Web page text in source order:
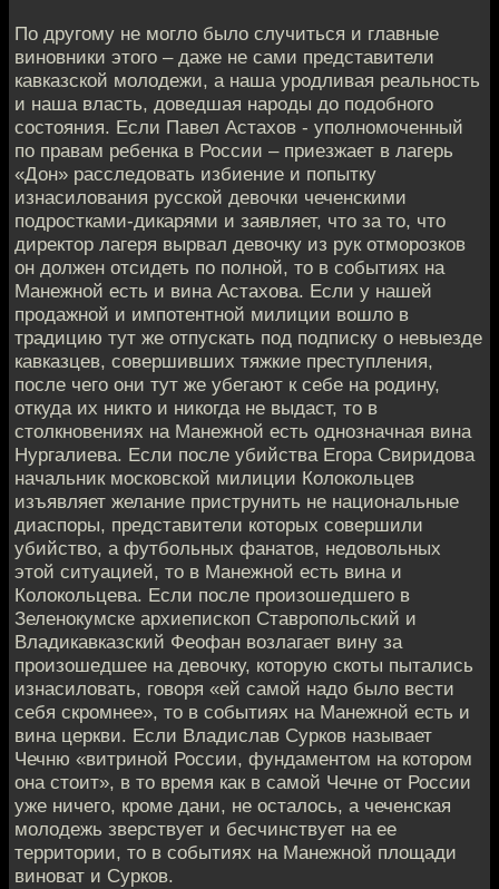
По другому не могло было случиться и главные
виновники этого – даже не сами представители
кавказской молодежи, а наша уродливая реальность
и наша власть, доведшая народы до подобного
состояния. Если Павел Астахов - уполномоченный
по правам ребенка в России – приезжает в лагерь
«Дон» расследовать избиение и попытку
изнасилования русской девочки чеченскими
подростками-дикарями и заявляет, что за то, что
директор лагеря вырвал девочку из рук отморозков
он должен отсидеть по полной, то в событиях на
Манежной есть и вина Астахова. Если у нашей
продажной и импотентной милиции вошло в
традицию тут же отпускать под подписку о невыезде
кавказцев, совершивших тяжкие преступления,
после чего они тут же убегают к себе на родину,
откуда их никто и никогда не выдаст, то в
столкновениях на Манежной есть однозначная вина
Нургалиева. Если после убийства Егора Свиридова
начальник московской милиции Колокольцев
изъявляет желание приструнить не национальные
диаспоры, представители которых совершили
убийство, а футбольных фанатов, недовольных
этой ситуацией, то в Манежной есть вина и
Колокольцева. Если после произошедшего в
Зеленокумске архиепископ Ставропольский и
Владикавказский Феофан возлагает вину за
произошедшее на девочку, которую скоты пытались
изнасиловать, говоря «ей самой надо было вести
себя скромнее», то в событиях на Манежной есть и
вина церкви. Если Владислав Сурков называет
Чечню «витриной России, фундаментом на котором
она стоит», в то время как в самой Чечне от России
уже ничего, кроме дани, не осталось, а чеченская
молодежь зверствует и бесчинствует на ее
территории, то в событиях на Манежной площади
виноват и Сурков.